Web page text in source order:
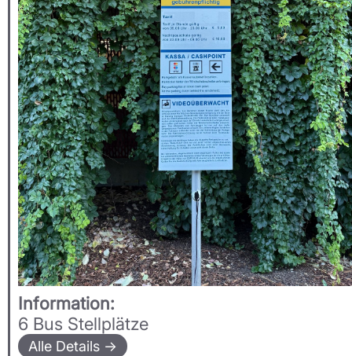
Information:
6 Bus Stellplätze
Alle Details →